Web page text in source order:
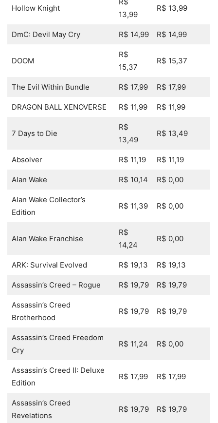
Hollow Knight
R$
13,99
R$ 13,99
DmC: Devil May Cry R$ 14,99 R$ 14,99
DOOM
R$
15,37
R$ 15,37
The Evil Within Bundle R$ 17,99 R$ 17,99
DRAGON BALL XENOVERSE R$ 11,99 R$ 11,99
7 Days to Die
R$
13,49
R$ 13,49
Absolver R$ 11,19 R$ 11,19
Alan Wake R$ 10,14 R$ 0,00
Alan Wake Collector’s
Edition
R$ 11,39 R$ 0,00
Alan Wake Franchise
R$
14,24
R$ 0,00
ARK: Survival Evolved R$ 19,13 R$ 19,13
Assassin’s Creed – Rogue R$ 19,79 R$ 19,79
Assassin’s Creed
Brotherhood
R$ 19,79 R$ 19,79
Assassin’s Creed Freedom
Cry
R$ 11,24 R$ 0,00
Assassin’s Creed II: Deluxe
Edition
R$ 17,99 R$ 17,99
Assassin’s Creed
Revelations
R$ 19,79 R$ 19,79